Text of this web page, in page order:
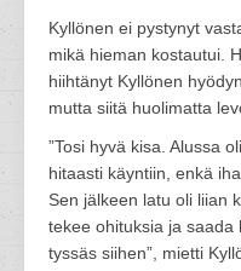
Kyllönen ei pystynyt
mikä hieman kostautui.
hiihtänyt Kyllönen
mutta siitä huolimatta
”Tosi hyvä kisa. Alussa
hitaasti käyntiin, enkä
Sen jälkeen latu oli liian
tekee ohituksia ja saada
tyssäs siihen”, mietti